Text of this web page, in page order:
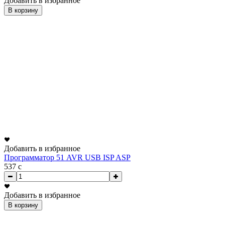
В корзину
Добавить в избранное
Программатор 51 AVR USB ISP ASP
537 c
Добавить в избранное
В корзину